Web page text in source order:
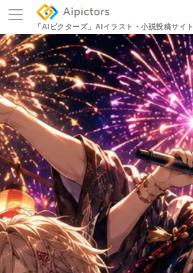
「AIピクターズ」 AIイラスト・小説投稿サイト